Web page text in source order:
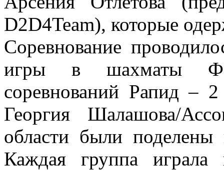
D2D4Team), которые
Соревнование
игры в шахматы
соревнований Рапид –
Георгия Шалашова/
области были
Каждая группа